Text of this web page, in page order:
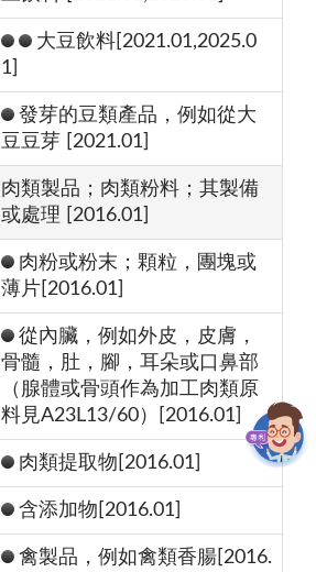
大豆飲料[2021.01,2025.0
1]
發芽的豆類產品，例如從大
豆豆芽 [2021.01]
肉類製品；肉類粉料；其製備
或處理 [2016.01]
肉粉或粉末；顆粒，團塊或
薄片[2016.01]
從內臟，例如外皮，皮膚，
骨髓，肚，腳，耳朵或口鼻部
（腺體或骨頭作為加工肉類原
料見A23L13/60）[2016.01]
肉類提取物[2016.01]
含添加物[2016.01]
禽製品，例如禽類香腸[2016.